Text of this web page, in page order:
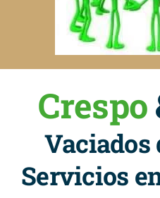
Crespo
Vaciados
Servicios